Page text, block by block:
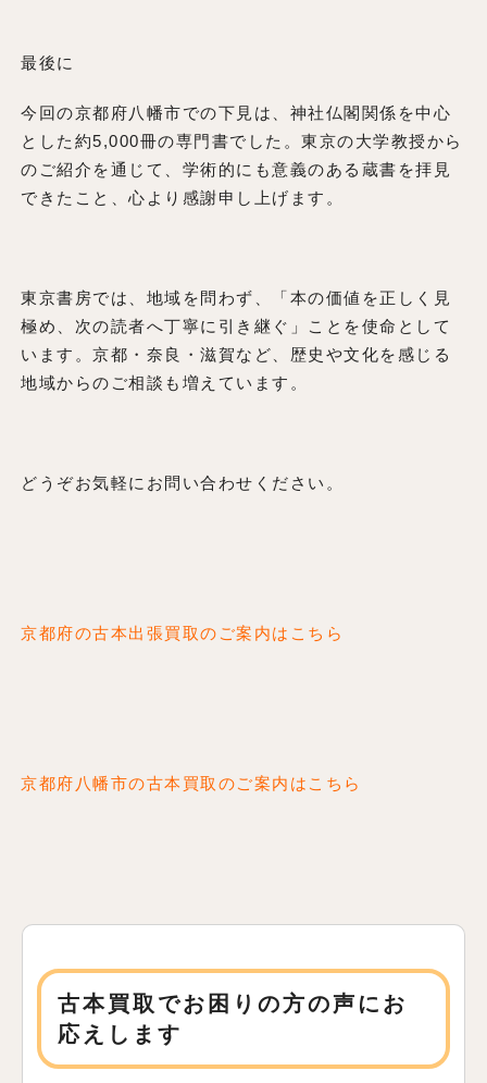
最後に
今回の京都府八幡市での下見は、神社仏閣関係を中心
とした約5,000冊の専門書でした。東京の大学教授から
のご紹介を通じて、学術的にも意義のある蔵書を拝見
できたこと、心より感謝申し上げます。
東京書房では、地域を問わず、「本の価値を正しく見
極め、次の読者へ丁寧に引き継ぐ」ことを使命として
います。京都・奈良・滋賀など、歴史や文化を感じる
地域からのご相談も増えています。
どうぞお気軽にお問い合わせください。
京都府の古本出張買取のご案内はこちら
京都府八幡市の古本買取のご案内はこちら
古本買取でお困りの方の声にお
応えします